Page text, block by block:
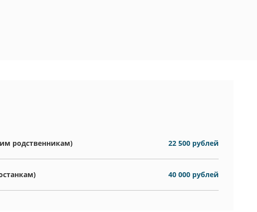
родственникам) 22 500 рублей
40 000 рублей